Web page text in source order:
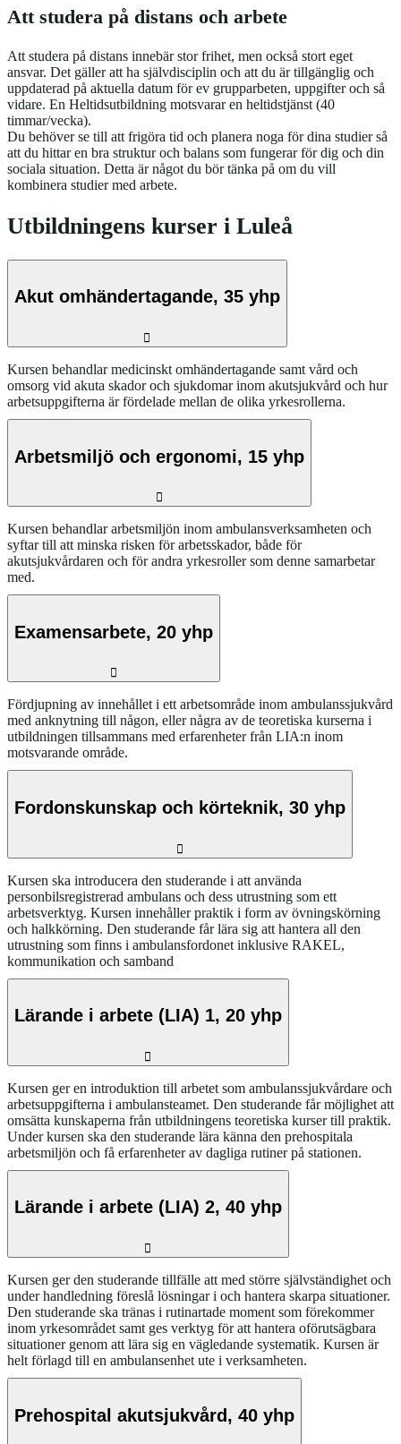
Att studera på distans och arbete
Att studera på distans innebär stor frihet, men också stort eget
ansvar. Det gäller att ha självdisciplin och att du är tillgänglig och
uppdaterad på aktuella datum för ev grupparbeten, uppgifter och så
vidare. En Heltidsutbildning motsvarar en heltidstjänst (40
timmar/vecka).
Du behöver se till att frigöra tid och planera noga för dina studier så
att du hittar en bra struktur och balans som fungerar för dig och din
sociala situation. Detta är något du bör tänka på om du vill
kombinera studier med arbete.
Utbildningens kurser i Luleå
Akut omhändertagande, 35 yhp
Kursen behandlar medicinskt omhändertagande samt vård och
omsorg vid akuta skador och sjukdomar inom akutsjukvård och hur
arbetsuppgifterna är fördelade mellan de olika yrkesrollerna.
Arbetsmiljö och ergonomi, 15 yhp
Kursen behandlar arbetsmiljön inom ambulansverksamheten och
syftar till att minska risken för arbetsskador, både för
akutsjukvårdaren och för andra yrkesroller som denne samarbetar
med.
Examensarbete, 20 yhp
Fördjupning av innehållet i ett arbetsområde inom ambulanssjukvård
med anknytning till någon, eller några av de teoretiska kurserna i
utbildningen tillsammans med erfarenheter från LIA:n inom
motsvarande område.
Fordonskunskap och körteknik, 30 yhp
Kursen ska introducera den studerande i att använda
personbilsregistrerad ambulans och dess utrustning som ett
arbetsverktyg. Kursen innehåller praktik i form av övningskörning
och halkkörning. Den studerande får lära sig att hantera all den
utrustning som finns i ambulansfordonet inklusive RAKEL,
kommunikation och samband
Lärande i arbete (LIA) 1, 20 yhp
Kursen ger en introduktion till arbetet som ambulanssjukvårdare och
arbetsuppgifterna i ambulansteamet. Den studerande får möjlighet att
omsätta kunskaperna från utbildningens teoretiska kurser till praktik.
Under kursen ska den studerande lära känna den prehospitala
arbetsmiljön och få erfarenheter av dagliga rutiner på stationen.
Lärande i arbete (LIA) 2, 40 yhp
Kursen ger den studerande tillfälle att med större självständighet och
under handledning föreslå lösningar i och hantera skarpa situationer.
Den studerande ska tränas i rutinartade moment som förekommer
inom yrkesområdet samt ges verktyg för att hantera oförutsägbara
situationer genom att lära sig en vägledande systematik. Kursen är
helt förlagd till en ambulansenhet ute i verksamheten.
Prehospital akutsjukvård, 40 yhp